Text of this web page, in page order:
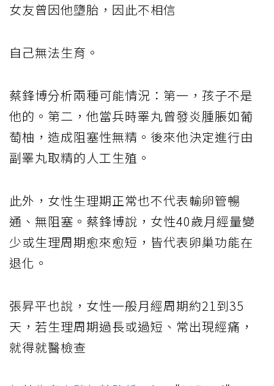
女友曾因他墮胎，因此不相信
自己無法生育。
蔡鋒博分析兩種可能情況：第一，孩子不是
他的。第二，他當兵時睪丸曾發炎腫脹如葡
萄柚，造成阻塞性無精。後來他決定進行由
副睪丸取精的人工生殖。
此外，女性生理期正常也不代表輸卵管暢
通、無阻塞。蔡鋒博說，女性40歲月經量變
少或生理周期愈來愈短，皆代表卵巢功能在
退化。
張昇平也說，女性一般月經周期約21到35
天，若生理周期過長或過短、常出現經痛，
就得就醫檢查